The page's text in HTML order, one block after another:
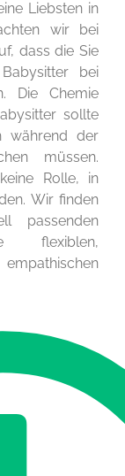
Liebsten in
wir bei
dass die Sie
bei
Die Chemie
sollte
während der
müssen.
Rolle, in
Wir finden
passenden
flexiblen,